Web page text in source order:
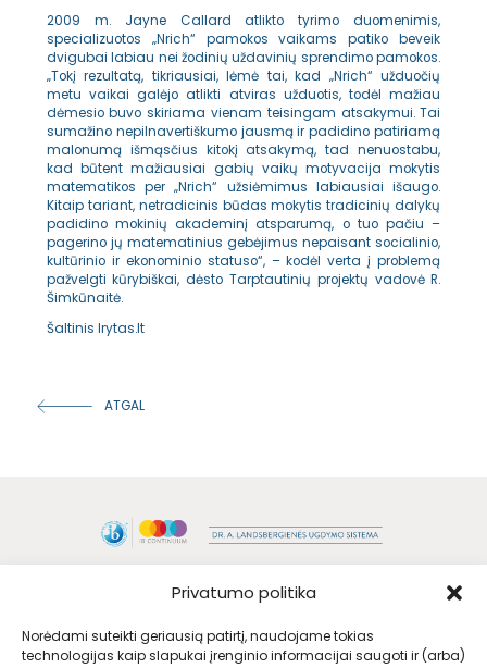
Privatumo politika
Norėdami suteikti geriausią patirtį, naudojame tokias
technologijas kaip slapukai įrenginio informacijai saugoti ir (arba)
2009 m. Jayne Callard atlikto tyrimo duomenimis,
specializuotos „Nrich“ pamokos vaikams patiko beveik
dvigubai labiau nei žodinių uždavinių sprendimo pamokos.
„Tokį rezultatą, tikriausiai, lėmė tai, kad „Nrich“ užduočių
metu vaikai galėjo atlikti atviras užduotis, todėl mažiau
dėmesio buvo skiriama vienam teisingam atsakymui. Tai
sumažino nepilnavertiškumo jausmą ir padidino patiriamą
malonumą išmąsčius kitokį atsakymą, tad nenuostabu,
kad būtent mažiausiai gabių vaikų motyvacija mokytis
matematikos per „Nrich“ užsiėmimus labiausiai išaugo.
Kitaip tariant, netradicinis būdas mokytis tradicinių dalykų
padidino mokinių akademinį atsparumą, o tuo pačiu –
pagerino jų matematinius gebėjimus nepaisant socialinio,
kultūrinio ir ekonominio statuso“, – kodėl verta į problemą
pažvelgti kūrybiškai, dėsto Tarptautinių projektų vadovė R.
Šimkūnaitė.
Šaltinis lrytas.lt
ATGAL